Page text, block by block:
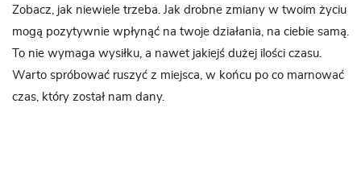
Zobacz, jak niewiele trzeba. Jak drobne zmiany w twoim życiu
mogą pozytywnie wpłynąć na twoje działania, na ciebie samą.
To nie wymaga wysiłku, a nawet jakiejś dużej ilości czasu.
Warto spróbować ruszyć z miejsca, w końcu po co marnować
czas, który został nam dany.